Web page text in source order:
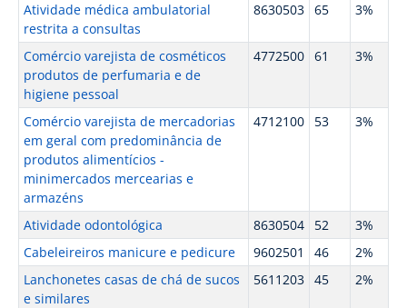
Atividade médica ambulatorial
restrita a consultas
8630503 65 3%
Comércio varejista de cosméticos
produtos de perfumaria e de
higiene pessoal
4772500 61 3%
Comércio varejista de mercadorias
em geral com predominância de
produtos alimentícios -
minimercados mercearias e
armazéns
4712100 53 3%
Atividade odontológica 8630504 52
3%
Cabeleireiros manicure e pedicure
9602501 46
2%
Lanchonetes casas de chá de sucos
e similares
5611203 45 2%